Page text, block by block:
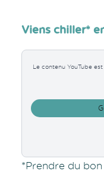
Viens chiller*
Le contenu YouTube
*Prendre du